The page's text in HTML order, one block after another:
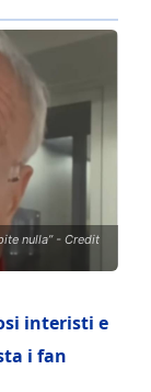
nulla” - Credit
interisti e
i fan